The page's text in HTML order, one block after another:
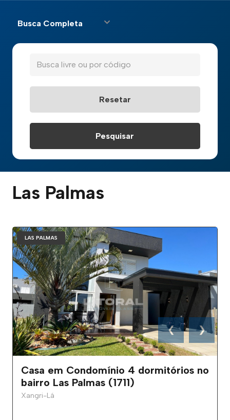
Busca Completa
Las Palmas
❮ ❯
LAS PALMAS
Casa em Condomínio 4 dormitórios no
bairro Las Palmas (1711)
Xangri-Lá